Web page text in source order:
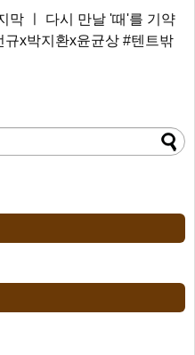
막 ㅣ 다시 만날 '때'를 기약
규x박지환x윤균상 #텐트밖